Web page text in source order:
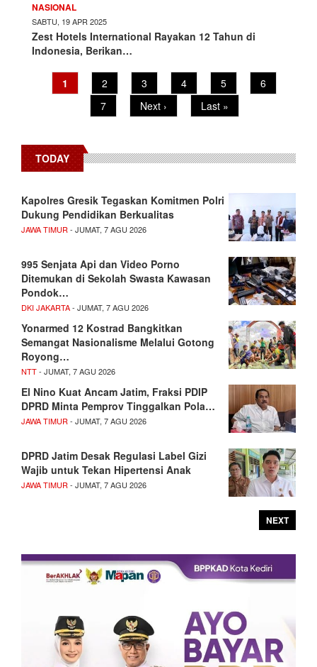
NASIONAL
SABTU, 19 APR 2025
Zest Hotels International Rayakan 12 Tahun di
Indonesia, Berikan…
PaginationCurrent
page
1 Page
2 Page
3 Page
4 Page
5 Page
6
Page
7
Next
page
Next ›
Last
page
Last »
TODAY
Kapolres Gresik Tegaskan Komitmen Polri
Dukung Pendidikan Berkualitas
JAWA TIMUR - JUMAT, 7 AGU 2026
995 Senjata Api dan Video Porno
Ditemukan di Sekolah Swasta Kawasan
Pondok…
DKI JAKARTA- JUMAT, 7 AGU 2026
Yonarmed 12 Kostrad Bangkitkan
Semangat Nasionalisme Melalui Gotong
Royong…
NTT- JUMAT, 7 AGU 2026
El Nino Kuat Ancam Jatim, Fraksi PDIP
DPRD Minta Pemprov Tinggalkan Pola…
JAWA TIMUR - JUMAT, 7 AGU 2026
DPRD Jatim Desak Regulasi Label Gizi
Wajib untuk Tekan Hipertensi Anak
JAWA TIMUR - JUMAT, 7 AGU 2026
NEXT